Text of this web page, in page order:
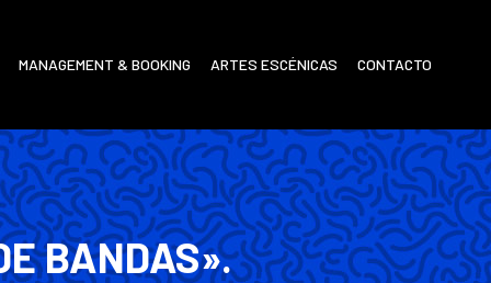
MANAGEMENT & BOOKING ARTES ESCÉNICAS CONTACTO
BANDAS».